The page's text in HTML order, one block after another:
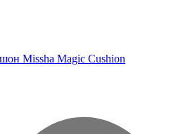
Missha Magic Cushion